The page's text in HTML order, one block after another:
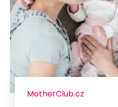
MotherClub.cz